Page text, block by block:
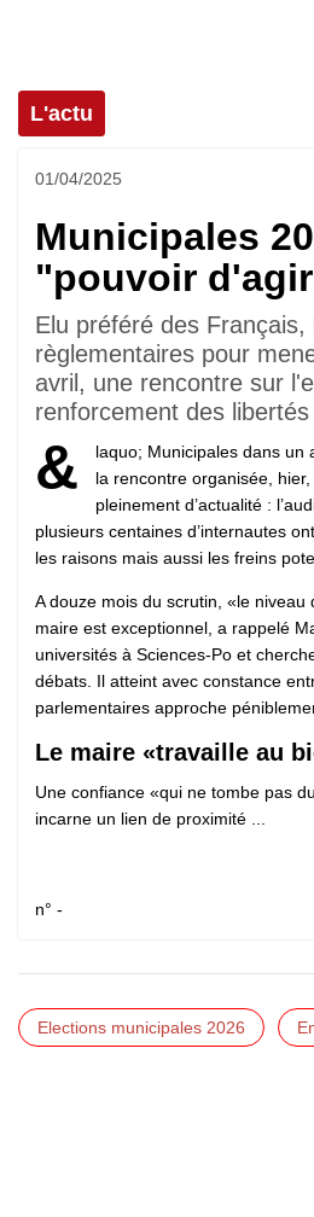
L'actu
01/04/2025
Municipales
"pouvoir
Elu préféré des
règlementaires pour
avril, une rencontre sur
renforcement des
&
laquo; Municipales dans un
la rencontre organisée,
pleinement d’actualité :
plusieurs centaines d’internautes
les raisons mais aussi les freins
A douze mois du scrutin, «le
maire est exceptionnel, a rappelé
universités à Sciences-Po et
débats. Il atteint avec constance
parlementaires approche
Le maire «travaille au
Une confiance «qui ne tombe pas
incarne un lien de proximité ...
n° -
Elections municipales 2026